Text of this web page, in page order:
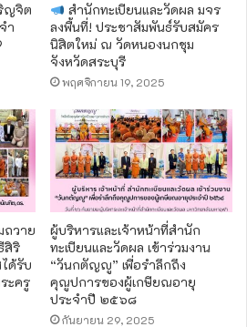
ญจิต
ำ
สำนักทะเบียนและวัดผล มจร
ลงพื้นที่! ประชาสัมพันธ์รับสมัคร
นิสิตใหม่ ณ วัดหนองนกชุม
จังหวัดสระบุรี
พฤศจิกายน 19, 2025
ถวาย
สิริ
ด้รับ
ะครู
ผู้บริหารและเจ้าหน้าที่สำนัก
ทะเบียนและวัดผล เข้าร่วมงาน
“วันกตัญญู” เพื่อรำลึกถึง
คุณูปการของผู้เกษียณอายุ
ประจำปี ๒๕๖๘
กันยายน 29, 2025